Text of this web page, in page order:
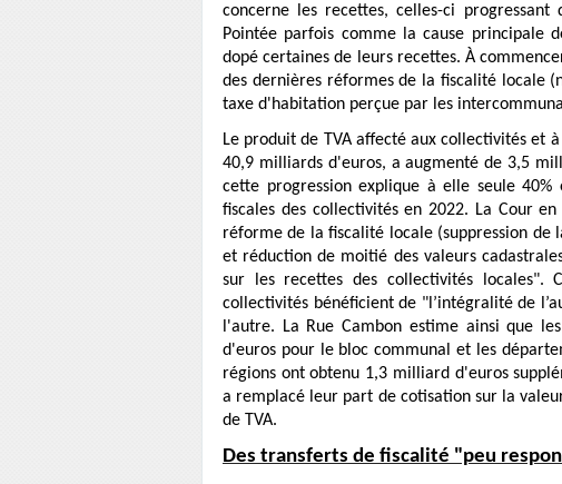
concerne les recettes, celles-ci
Pointée parfois comme la cause principale
dopé certaines de leurs recettes. À
des dernières réformes de la fiscalité locale
taxe d'habitation perçue par les
Le produit de TVA affecté aux collectivités et
40,9 milliards d'euros, a augmenté de 3,5
cette progression explique à elle seule
fiscales des collectivités en 2022. La Cour
réforme de la fiscalité locale (suppression de
et réduction de moitié des valeurs
sur les recettes des collectivités locales".
collectivités bénéficient de "l’intégralité de
l'autre. La Rue Cambon estime ainsi que
d'euros pour le bloc communal et les
régions ont obtenu 1,3 milliard d'euros
a remplacé leur part de cotisation sur la
de TVA.
Des transferts de fiscalité "peu